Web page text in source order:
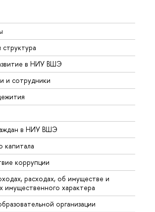
в НИУ ВШЭ
и сотрудники
в НИУ ВШЭ
капитала
коррупции
расходах, об имуществе и
имущественного характера
организации